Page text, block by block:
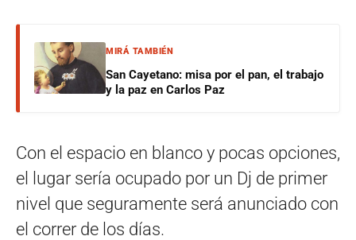
MIRÁ TAMBIÉN
San Cayetano: misa por el pan, el trabajo
y la paz en Carlos Paz
Con el espacio en blanco y pocas opciones,
el lugar sería ocupado por un Dj de primer
nivel que seguramente será anunciado con
el correr de los días.